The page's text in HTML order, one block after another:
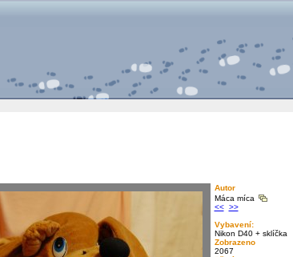
Autor
Máca míca
<< >>
Vybavení:
Nikon D40 + sklíčka
Zobrazeno
2067